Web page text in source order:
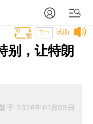
试听
T中
别，让特朗
于 2026年01月09日